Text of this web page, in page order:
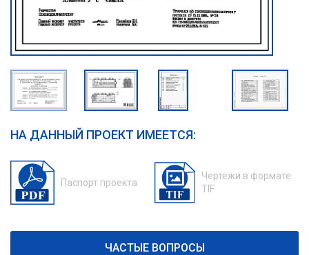
НА ДАННЫЙ ПРОЕКТ ИМЕЕТСЯ:
Паспорт проекта
Чертежи в формате
TIF
ЧАСТЫЕ ВОПРОСЫ